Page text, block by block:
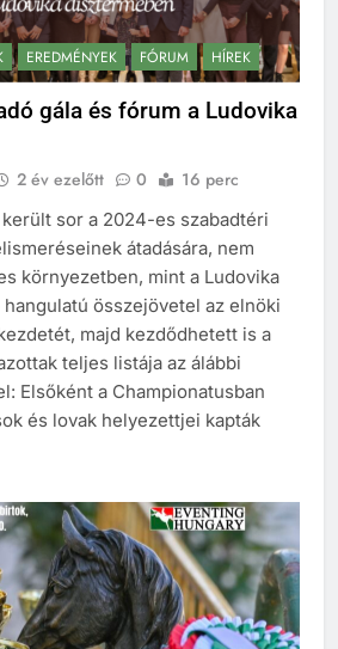
EREDMÉNYEK FÓRUM HÍREK
gála és fórum a Ludovika
2 év ezelőtt 0 16 perc
sor a 2024-es szabadtéri
átadására, nem
környezetben, mint a Ludovika
összejövetel az elnöki
majd kezdődhetett is a
teljes listája az álábbi
Elsőként a Championatusban
és lovak helyezettjei kapták